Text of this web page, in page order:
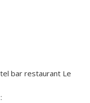
bar restaurant Le